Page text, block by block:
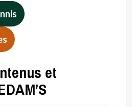
et